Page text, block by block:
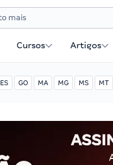
Cursos Artigos
ES GO MA MG MS MT